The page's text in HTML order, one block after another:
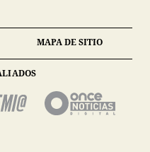
MAPA DE SITIO